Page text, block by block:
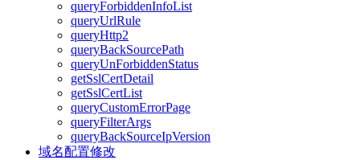
queryForbiddenInfoList
queryUrlRule
queryHttp2
queryBackSourcePath
queryUnForbiddenStatus
getSslCertDetail
getSslCertList
queryCustomErrorPage
queryFilterArgs
queryBackSourceIpVersion
域名配置修改